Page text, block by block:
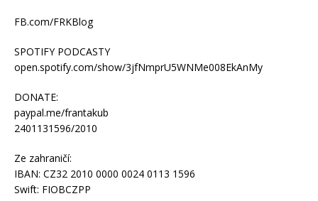
FB.com/FRKBlog
SPOTIFY PODCASTY
open.spotify.com/show/3jfNmprU5WNMe008EkAnMy
DONATE:
paypal.me/frantakub
2401131596/2010
Ze zahraničí:
IBAN: CZ32 2010 0000 0024 0113 1596
Swift: FIOBCZPP